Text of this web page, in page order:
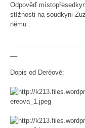
Odpověď
stížnosti na soudkyni
němu :
Dopis od Deréové: